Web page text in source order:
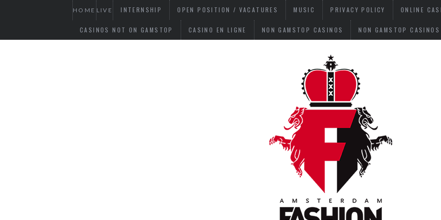
HOME LIVE INTERNSHIP OPEN POSITION / VACATURES MUSIC PRIVACY POLICY ONLINE
CASINOS NOT ON GAMSTOP CASINO EN LIGNE NON GAMSTOP CASINOS NON GAMSTOP CASINOS